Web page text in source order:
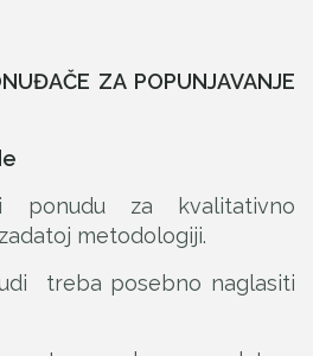
ZA POPUNJAVANJE
ponudu za kvalitativno
metodologiji.
treba posebno naglasiti